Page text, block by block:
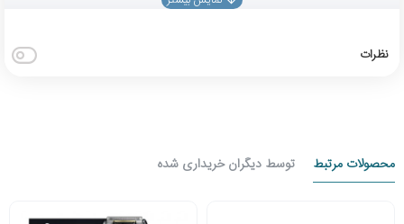
نظرات
محصولات مرتبط توسط دیگران خریداری شده